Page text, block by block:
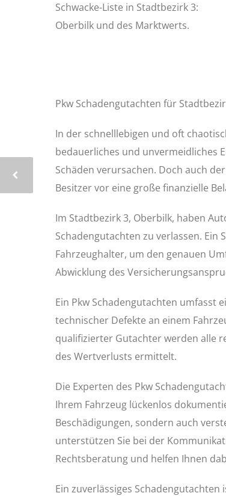
Schwacke-Liste in Stadtbezirk 3:
Oberbilk und des Marktwerts.
Pkw Schadengutachten für
In der schnelllebigen und oft
bedauerliches und unvermeidliches
Schäden verursachen. Doch auch
Besitzer vor eine große finanzielle
Im Stadtbezirk 3, Oberbilk, haben
Schadengutachten zu verlassen.
Fahrzeughalter, um den genauen
Abwicklung des
Ein Pkw Schadengutachten umfasst
technischer Defekte an einem
qualifizierter Gutachter werden alle
des Wertverlusts ermittelt.
Die Experten des Pkw
Ihrem Fahrzeug lückenlos
Beschädigungen, sondern auch
unterstützen Sie bei der
Rechtsberatung und helfen Ihnen
Ein zuverlässiges